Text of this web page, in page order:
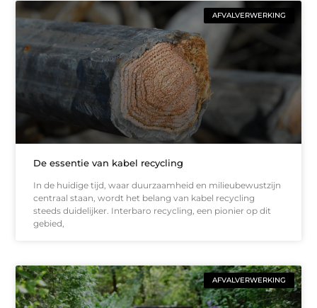
AFVALVERWERKING
De essentie van kabel recycling
In de huidige tijd, waar duurzaamheid en milieubewustzijn
centraal staan, wordt het belang van kabel recycling
steeds duidelijker. Interbaro recycling, een pionier op dit
gebied,
AFVALVERWERKING